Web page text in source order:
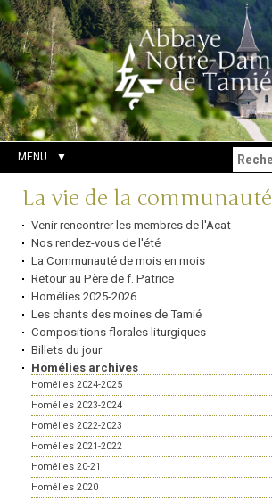
Aller
au
contenu.
|
Aller
à
la
navigation
Outils
personnels
Chercher par
Recherche
avancée…
MENU
Navigation
La vie de la communauté
Venir rencontrer les membres de l'Acat
Nos rendez-vous de l'été
La Communauté de mois en mois
Retour au Père de f. Patrice
Homélies 2025-2026
Les chants des moines de Tamié
Compositions florales liturgiques
Billets du jour
Homélies archives
Homélies 2024-2025
Homélies 2023-2024
Homélies 2022-2023
Homélies 2021-2022
Homélies 20-21
Homélies 2020